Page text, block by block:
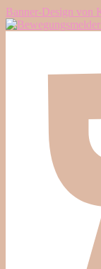
Banner-Design von